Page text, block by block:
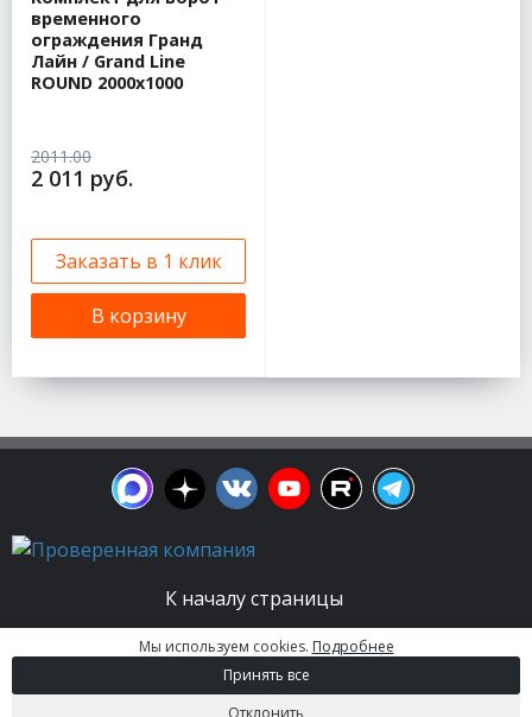
временного
ограждения Гранд
Лайн / Grand Line
ROUND 2000х1000
2011.00
2 011 руб.
Заказать в 1 клик
В корзину
К началу страницы
© 2003 - 2026. Апельсин group | Группа
строительных компаний Все права защищены.
Вся информация на этом сайте носит
Мы используем cookies. Подробнее
Принять все
Отклонить